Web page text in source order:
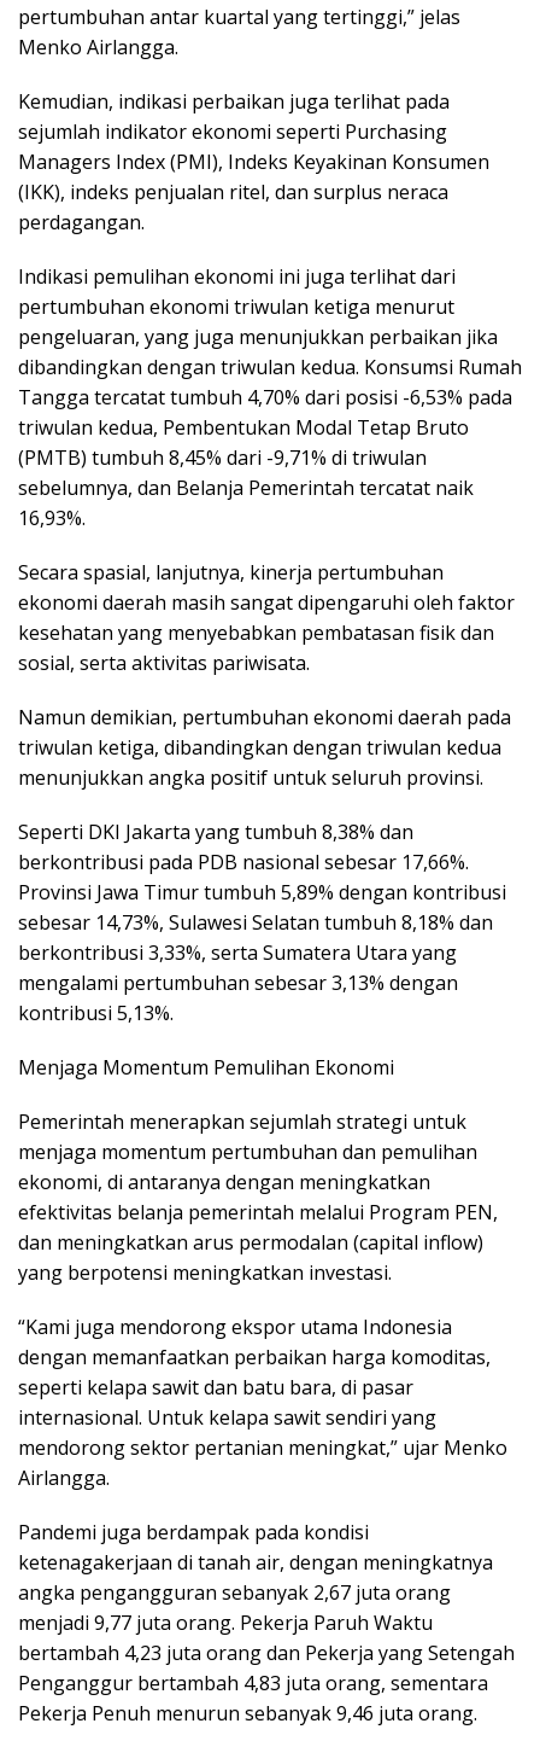
pertumbuhan antar kuartal yang tertinggi,” jelas
Menko Airlangga.
Kemudian, indikasi perbaikan juga terlihat pada
sejumlah indikator ekonomi seperti Purchasing
Managers Index (PMI), Indeks Keyakinan Konsumen
(IKK), indeks penjualan ritel, dan surplus neraca
perdagangan.
Indikasi pemulihan ekonomi ini juga terlihat dari
pertumbuhan ekonomi triwulan ketiga menurut
pengeluaran, yang juga menunjukkan perbaikan jika
dibandingkan dengan triwulan kedua. Konsumsi Rumah
Tangga tercatat tumbuh 4,70% dari posisi -6,53% pada
triwulan kedua, Pembentukan Modal Tetap Bruto
(PMTB) tumbuh 8,45% dari -9,71% di triwulan
sebelumnya, dan Belanja Pemerintah tercatat naik
16,93%.
Secara spasial, lanjutnya, kinerja pertumbuhan
ekonomi daerah masih sangat dipengaruhi oleh faktor
kesehatan yang menyebabkan pembatasan fisik dan
sosial, serta aktivitas pariwisata.
Namun demikian, pertumbuhan ekonomi daerah pada
triwulan ketiga, dibandingkan dengan triwulan kedua
menunjukkan angka positif untuk seluruh provinsi.
Seperti DKI Jakarta yang tumbuh 8,38% dan
berkontribusi pada PDB nasional sebesar 17,66%.
Provinsi Jawa Timur tumbuh 5,89% dengan kontribusi
sebesar 14,73%, Sulawesi Selatan tumbuh 8,18% dan
berkontribusi 3,33%, serta Sumatera Utara yang
mengalami pertumbuhan sebesar 3,13% dengan
kontribusi 5,13%.
Menjaga Momentum Pemulihan Ekonomi
Pemerintah menerapkan sejumlah strategi untuk
menjaga momentum pertumbuhan dan pemulihan
ekonomi, di antaranya dengan meningkatkan
efektivitas belanja pemerintah melalui Program PEN,
dan meningkatkan arus permodalan (capital inflow)
yang berpotensi meningkatkan investasi.
“Kami juga mendorong ekspor utama Indonesia
dengan memanfaatkan perbaikan harga komoditas,
seperti kelapa sawit dan batu bara, di pasar
internasional. Untuk kelapa sawit sendiri yang
mendorong sektor pertanian meningkat,” ujar Menko
Airlangga.
Pandemi juga berdampak pada kondisi
ketenagakerjaan di tanah air, dengan meningkatnya
angka pengangguran sebanyak 2,67 juta orang
menjadi 9,77 juta orang. Pekerja Paruh Waktu
bertambah 4,23 juta orang dan Pekerja yang Setengah
Penganggur bertambah 4,83 juta orang, sementara
Pekerja Penuh menurun sebanyak 9,46 juta orang.